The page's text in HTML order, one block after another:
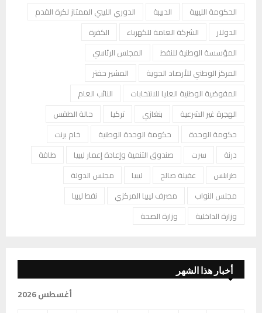
الحكومة الليبية
الدبيبة
الدوري الليبي الممتاز لكرة القدم
الدولار
الشركة العامة للكهرباء
الكفرة
المؤسسة الوطنية للنفط
المجلس الرئاسي
المركز الوطني للأرصاد الجوية
المشير حفتر
المفوضية الوطنية العليا للانتخابات
النائب العام
الهجرة غير الشرعية
بنغازي تركيا
حالة الطقس
حكومة الوحدة
حكومة الوحدة الوطنية
خام برنت
درنة
سرت صندوق التنمية وإعادة إعمار ليبيا
طاقة
طرابلس
عقيلة صالح ليبيا
مجلس الدولة
مجلس النواب
مصرف ليبيا المركزي
نفط ليبيا
وزارة الداخلية
وزارة الصحة
أخبار هذا الشهر
أغسطس 2026